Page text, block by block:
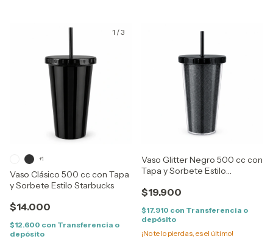
1 /3
Vaso Clásico 500 cc con Tapa
y Sorbete Estilo Starbucks
$14.000
$12.600 con Transferencia o
depósito
+1
Vaso Glitter Negro 500 cc con
Tapa y Sorbete Estilo
$19.900
$17.910 con Transferencia o
depósito
¡No te lo pierdas, es el último!